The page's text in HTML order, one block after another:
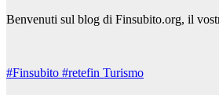
Benvenuti sul blog di Finsubito.org, il
#Finsubito #retefin Turismo